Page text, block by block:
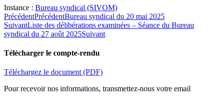
Instance : Bureau syndical (SIVOM)
PrécédentPrécédentBureau syndical du 20 mai 2025
SuivantListe des délibérations examinées – Séance du Bureau
syndical du 27 août 2025Suivant
Télécharger le compte-rendu
Téléchargez le document (PDF)
Pour recevoir nos informations, transmettez-nous votre email